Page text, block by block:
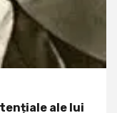
ale lui